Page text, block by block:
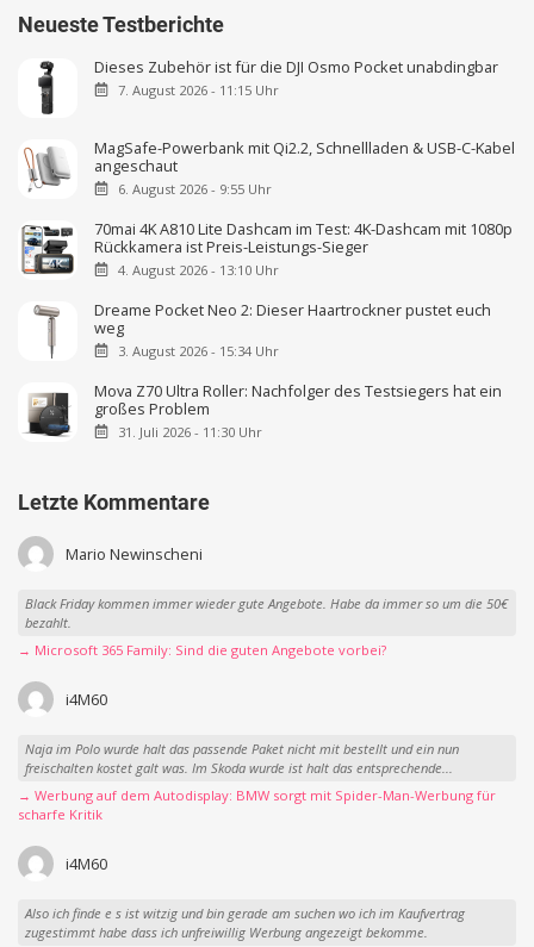
Neueste Testberichte
Dieses Zubehör ist für die DJI Osmo Pocket unabdingbar
7. August 2026 - 11:15 Uhr
MagSafe-Powerbank mit Qi2.2, Schnellladen & USB-C-Kabel
angeschaut
6. August 2026 - 9:55 Uhr
70mai 4K A810 Lite Dashcam im Test: 4K-Dashcam mit 1080p
Rückkamera ist Preis-Leistungs-Sieger
4. August 2026 - 13:10 Uhr
Dreame Pocket Neo 2: Dieser Haartrockner pustet euch
weg
3. August 2026 - 15:34 Uhr
Mova Z70 Ultra Roller: Nachfolger des Testsiegers hat ein
großes Problem
31. Juli 2026 - 11:30 Uhr
Letzte Kommentare
Mario Newinscheni
Black Friday kommen immer wieder gute Angebote. Habe da immer so um die 50€
bezahlt.
→ Microsoft 365 Family: Sind die guten Angebote vorbei?
i4M60
Naja im Polo wurde halt das passende Paket nicht mit bestellt und ein nun
freischalten kostet galt was. Im Skoda wurde ist halt das entsprechende...
→ Werbung auf dem Autodisplay: BMW sorgt mit Spider-Man-Werbung für
scharfe Kritik
i4M60
Also ich finde e s ist witzig und bin gerade am suchen wo ich im Kaufvertrag
zugestimmt habe dass ich unfreiwillig Werbung angezeigt bekomme.